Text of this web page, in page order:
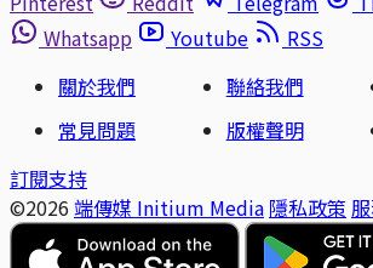
Whatsapp
Youtube
RSS
關於我們
聯絡我們
常見問題
版權聲明
訂閱支持
©2026 端傳媒 Initium Media 隱私政策